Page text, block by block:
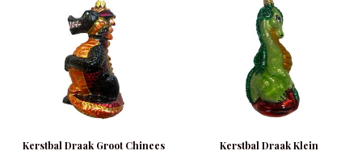
Kerstbal Draak Groot Chinees Kerstbal Draak Klein